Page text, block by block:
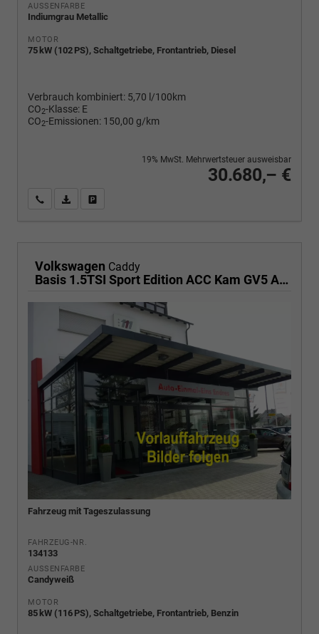
AUSSENFARBE
Indiumgrau Metallic
MOTOR
75 kW (102 PS), Schaltgetriebe, Frontantrieb, Diesel
Verbrauch kombiniert: 5,70 l/100km
CO2-Klasse: E
CO2-Emissionen: 150,00 g/km
30.680,– €
19% MwSt. Mehrwertsteuer ausweisbar
Wir rufen Sie anPDF-Fahrzeugexposé drucken
Volkswagen Caddy
Basis 1.5TSI Sport Edition ACC Kam GV5 App
Fahrzeug mit Tageszulassung
FAHRZEUG-NR.
134133
AUSSENFARBE
Candyweiß
MOTOR
85 kW (116 PS), Schaltgetriebe, Frontantrieb, Benzin